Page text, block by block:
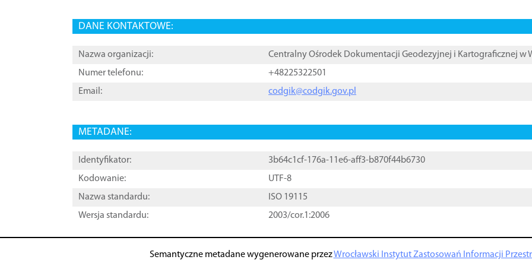
DANE KONTAKTOWE:
Nazwa organizacji:
Centralny Ośrodek Dokumentacji Geodezyjnej i Kartograficznej w
Numer telefonu:
+48225322501
Email:
codgik@codgik.gov.pl
METADANE:
Identyfikator:
3b64c1cf-176a-11e6-aff3-b870f44b6730
Kodowanie:
UTF-8
Nazwa standardu:
ISO 19115
Wersja standardu:
2003/cor.1:2006
Semantyczne metadane wygenerowane przezWrocławski Instytut Zastosowań Informacji